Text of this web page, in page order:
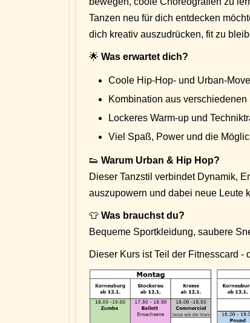
Tanzen neu für dich entdecken
dich kreativ auszudrücken, fit zu
🌟 Was erwartet dich?
Coole Hip-Hop- und Urban-
Kombination aus
Lockeres Warm-up und
Viel Spaß, Power und die
👟 Warum Urban & Hip Hop?
Dieser Tanzstil verbindet Dynamik,
auszupowern und dabei neue Leute
👕 Was brauchst du?
Bequeme Sportkleidung, saubere
Dieser Kurs ist Teil der Fitnesscard